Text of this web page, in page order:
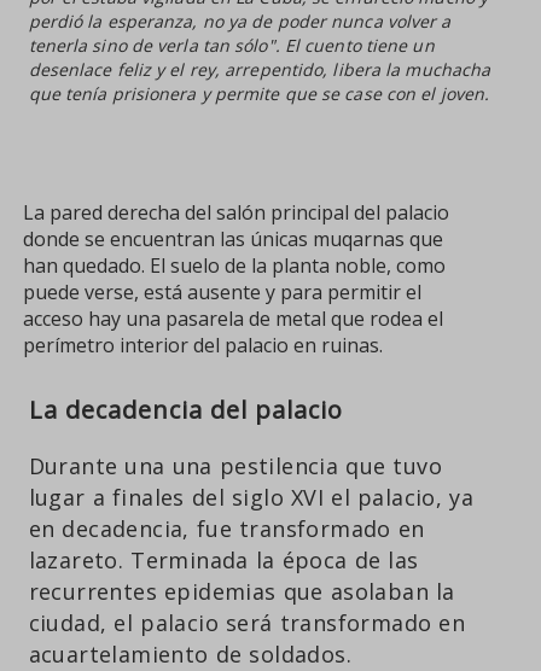
perdió la esperanza, no ya de poder nunca volver a
tenerla sino de verla tan sólo". El cuento tiene un
desenlace feliz y el rey, arrepentido, libera la muchacha
que tenía prisionera y permite que se case con el joven.
La pared derecha del salón principal del palacio
donde se encuentran las únicas muqarnas que
han quedado. El suelo de la planta noble, como
puede verse, está ausente y para permitir el
acceso hay una pasarela de metal que rodea el
perímetro interior del palacio en ruinas.
La decadencia del palacio
Durante una una pestilencia que tuvo
lugar a finales del siglo XVI el palacio, ya
en decadencia, fue transformado en
lazareto. Terminada la época de las
recurrentes epidemias que asolaban la
ciudad, el palacio será transformado en
acuartelamiento de soldados.